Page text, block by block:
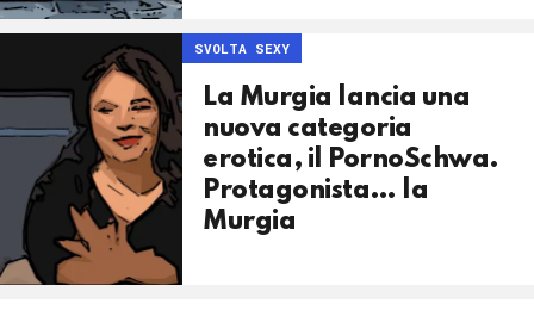
SVOLTA SEXY
La Murgia lancia una
nuova categoria
erotica, il PornoSchwa.
Protagonista… la
Murgia